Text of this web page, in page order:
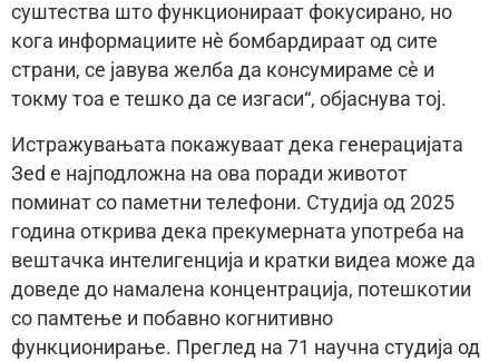
суштества што функционираат фокусирано, но
кога информациите нè бомбардираат од сите
страни, се јавува желба да консумираме сè и
токму тоа е тешко да се изгаси“, објаснува тој.
Истражувањата покажуваат дека генерацијата
Зed е најподложна на ова поради животот
поминат со паметни телефони. Студија од 2025
година открива дека прекумерната употреба на
вештачка интелигенција и кратки видеа може да
доведе до намалена концентрација, потешкотии
со памтење и побавно когнитивно
функционирање. Преглед на 71 научна студија од